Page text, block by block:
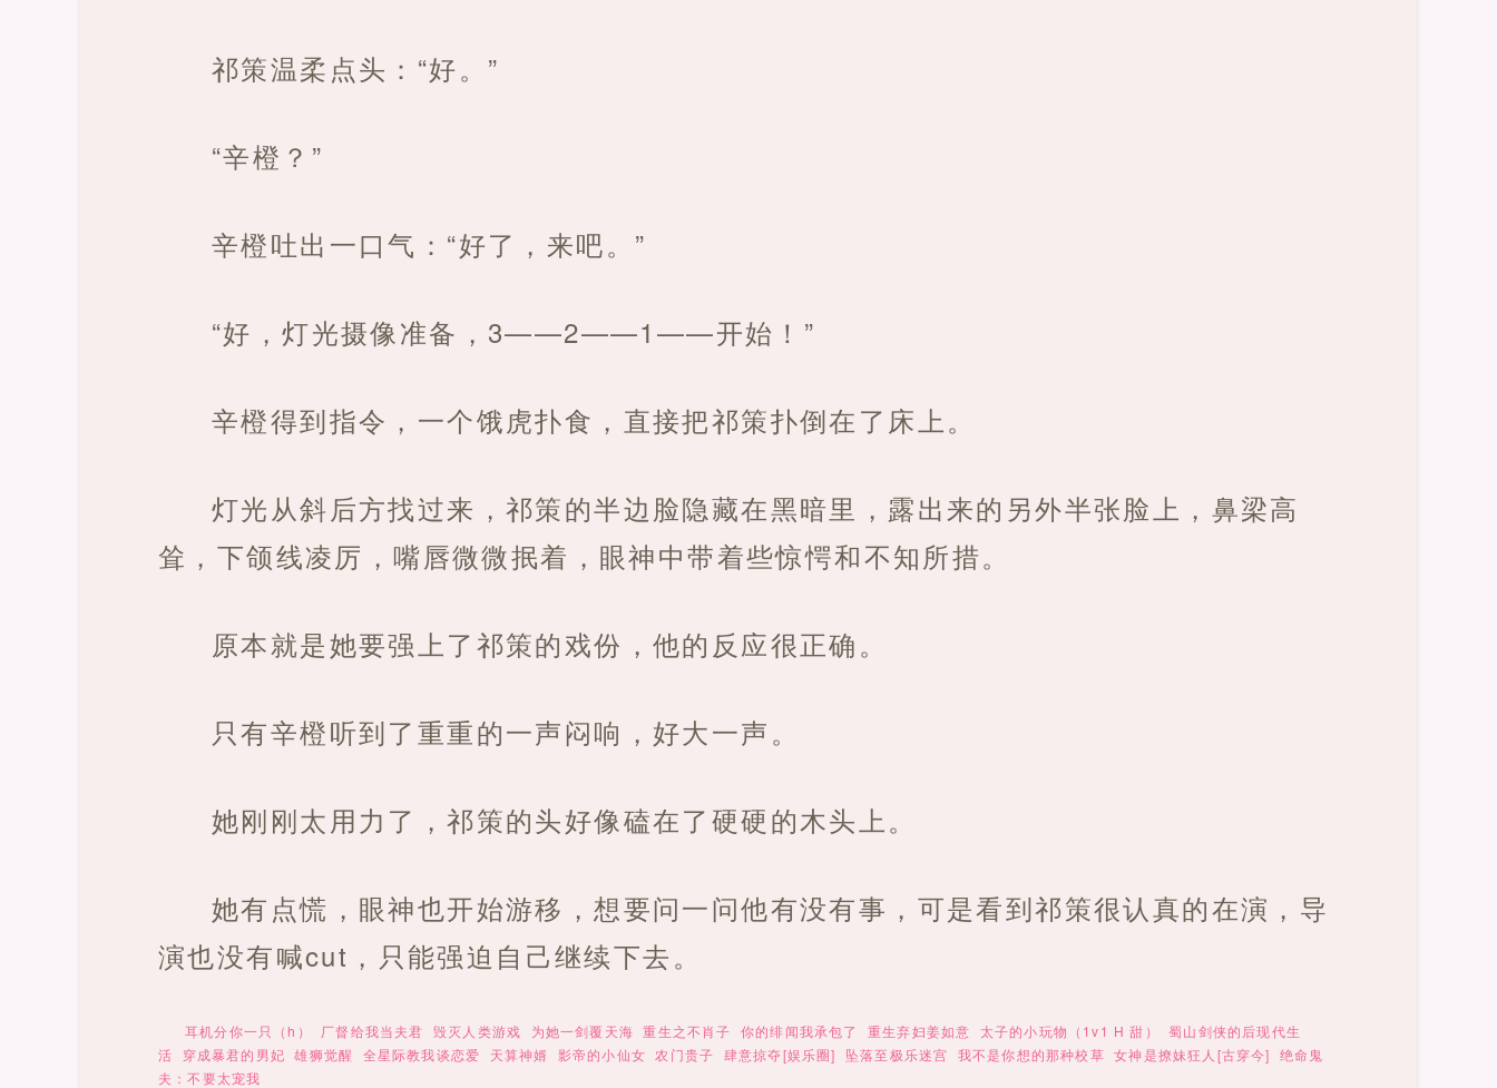
祁策温柔点头：“好。”
“辛橙？”
辛橙吐出一口气：“好了，来吧。”
“好，灯光摄像准备，3——2——1——开始！”
辛橙得到指令，一个饿虎扑食，直接把祁策扑倒在了床上。
灯光从斜后方找过来，祁策的半边脸隐藏在黑暗里，露出来的另外半张脸上，鼻梁高
耸，下颌线凌厉，嘴唇微微抿着，眼神中带着些惊愕和不知所措。
原本就是她要强上了祁策的戏份，他的反应很正确。
只有辛橙听到了重重的一声闷响，好大一声。
她刚刚太用力了，祁策的头好像磕在了硬硬的木头上。
她有点慌，眼神也开始游移，想要问一问他有没有事，可是看到祁策很认真的在演，导
演也没有喊cut，只能强迫自己继续下去。
耳机分你一只（h） 厂督给我当夫君 毁灭人类游戏 为她一剑覆天海 重生之不肖子 你的绯闻我承包了 重生弃妇姜如意 太子的小玩物（1v1 H 甜）
蜀山剑侠的后现代生
活
穿成暴君的男妃 雄狮觉醒 全星际教我谈恋爱 天算神婿 影帝的小仙女 农门贵子 肆意掠夺[娱乐圈] 坠落至极乐迷宫 我不是你想的那种校草 女神是撩妹狂人[古穿今] 绝命鬼
夫：不要太宠我